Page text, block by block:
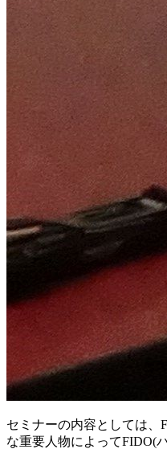
セミナーの内容としては、
な重要人物によってFIDO(